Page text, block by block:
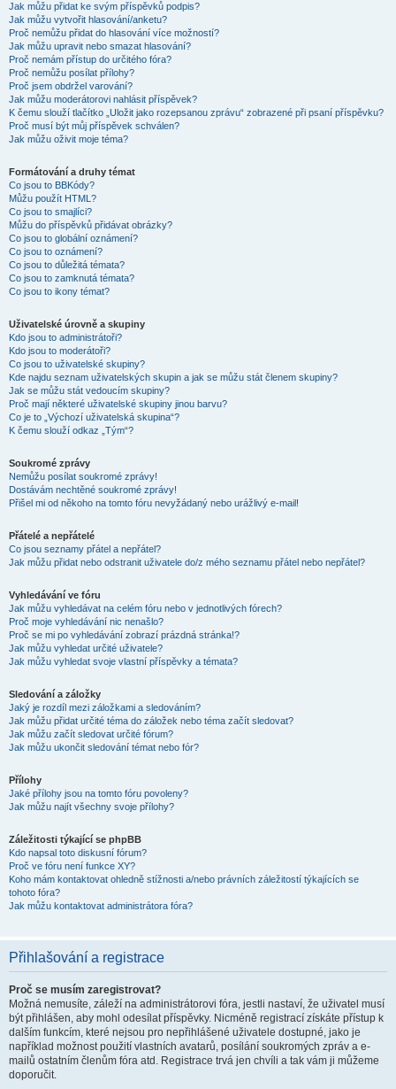
Jak můžu přidat ke svým příspěvků podpis?
Jak můžu vytvořit hlasování/anketu?
Proč nemůžu přidat do hlasování více možností?
Jak můžu upravit nebo smazat hlasování?
Proč nemám přístup do určitého fóra?
Proč nemůžu posílat přílohy?
Proč jsem obdržel varování?
Jak můžu moderátorovi nahlásit příspěvek?
K čemu slouží tlačítko „Uložit jako rozepsanou zprávu“ zobrazené při psaní příspěvku?
Proč musí být můj příspěvek schválen?
Jak můžu oživit moje téma?
Formátování a druhy témat
Co jsou to BBKódy?
Můžu použít HTML?
Co jsou to smajlíci?
Můžu do příspěvků přidávat obrázky?
Co jsou to globální oznámení?
Co jsou to oznámení?
Co jsou to důležitá témata?
Co jsou to zamknutá témata?
Co jsou to ikony témat?
Uživatelské úrovně a skupiny
Kdo jsou to administrátoři?
Kdo jsou to moderátoři?
Co jsou to uživatelské skupiny?
Kde najdu seznam uživatelských skupin a jak se můžu stát členem skupiny?
Jak se můžu stát vedoucím skupiny?
Proč mají některé uživatelské skupiny jinou barvu?
Co je to „Výchozí uživatelská skupina“?
K čemu slouží odkaz „Tým“?
Soukromé zprávy
Nemůžu posílat soukromé zprávy!
Dostávám nechtěné soukromé zprávy!
Přišel mi od někoho na tomto fóru nevyžádaný nebo urážlivý e-mail!
Přátelé a nepřátelé
Co jsou seznamy přátel a nepřátel?
Jak můžu přidat nebo odstranit uživatele do/z mého seznamu přátel nebo nepřátel?
Vyhledávání ve fóru
Jak můžu vyhledávat na celém fóru nebo v jednotlivých fórech?
Proč moje vyhledávání nic nenašlo?
Proč se mi po vyhledávání zobrazí prázdná stránka!?
Jak můžu vyhledat určité uživatele?
Jak můžu vyhledat svoje vlastní příspěvky a témata?
Sledování a záložky
Jaký je rozdíl mezi záložkami a sledováním?
Jak můžu přidat určité téma do záložek nebo téma začít sledovat?
Jak můžu začít sledovat určité fórum?
Jak můžu ukončit sledování témat nebo fór?
Přílohy
Jaké přílohy jsou na tomto fóru povoleny?
Jak můžu najít všechny svoje přílohy?
Záležitosti týkající se phpBB
Kdo napsal toto diskusní fórum?
Proč ve fóru není funkce XY?
Koho mám kontaktovat ohledně stížnosti a/nebo právních záležitostí týkajících se
tohoto fóra?
Jak můžu kontaktovat administrátora fóra?
Přihlašování a registrace
Proč se musím zaregistrovat?
Možná nemusíte, záleží na administrátorovi fóra, jestli nastaví, že uživatel musí
být přihlášen, aby mohl odesílat příspěvky. Nicméně registrací získáte přístup k
dalším funkcím, které nejsou pro nepřihlášené uživatele dostupné, jako je
například možnost použití vlastních avatarů, posílání soukromých zpráv a e-
mailů ostatním členům fóra atd. Registrace trvá jen chvíli a tak vám ji můžeme
doporučit.